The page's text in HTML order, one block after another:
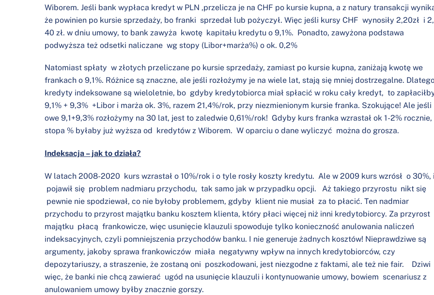
Wiborem. Jeśli bank wypłaca kredyt w PLN ,przelicza je na CHF po kursie kupna, a z natury transakcji
że powinien po kursie sprzedaży, bo franki sprzedał lub pożyczył. Więc jeśli kursy CHF wynosiły 2,20zł i 2,
40 zł. w dniu umowy, to bank zawyża kwotę kapitału kredytu o 9,1%. Ponadto, zawyżona podstawa
podwyższa też odsetki naliczane wg stopy (Libor+marża%) o ok. 0,2%
Natomiast spłaty w złotych przeliczane po kursie sprzedaży, zamiast po kursie kupna, zaniżają kwotę we
frankach o 9,1%. Różnice są znaczne, ale jeśli rozłożymy je na wiele lat, stają się mniej dostrzegalne.
kredyty indeksowane są wieloletnie, bo gdyby kredytobiorca miał spłacić w roku cały kredyt, to
9,1% + 9,3% +Libor i marża ok. 3%, razem 21,4%/rok, przy niezmienionym kursie franka. Szokujące! Ale jeśli
owe 9,1+9,3% rozłożymy na 30 lat, jest to zaledwie 0,61%/rok! Gdyby kurs franka wzrastał ok 1-2% rocznie,
stopa % byłaby już wyższa od kredytów z Wiborem. W oparciu o dane wyliczyć można do grosza.
Indeksacja – jak to działa?
W latach 2008-2020 kurs wzrastał o 10%/rok i o tyle rosły koszty kredytu. Ale w 2009 kurs wzrósł o 30%, i
pojawił się problem nadmiaru przychodu, tak samo jak w przypadku opcji. Aż takiego przyrostu nikt się
pewnie nie spodziewał, co nie byłoby problemem, gdyby klient nie musiał za to płacić. Ten nadmiar
przychodu to przyrost majątku banku kosztem klienta, który płaci więcej niż inni kredytobiorcy. Za przyrost
majątku płacą frankowicze, więc usunięcie klauzuli spowoduje tylko konieczność anulowania naliczeń
indeksacyjnych, czyli pomniejszenia przychodów banku. I nie generuje żadnych kosztów! Nieprawdziwe są
argumenty, jakoby sprawa frankowiczów miała negatywny wpływ na innych kredytobiorców, czy
depozytariuszy, a straszenie, że zostaną oni poszkodowani, jest niezgodne z faktami, ale też nie fair. Dziwi
więc, że banki nie chcą zawierać ugód na usunięcie klauzuli i kontynuowanie umowy, bowiem scenariusz z
anulowaniem umowy byłby znacznie gorszy.